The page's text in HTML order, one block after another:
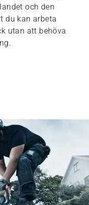
och den
du kan arbeta
utan att behöva